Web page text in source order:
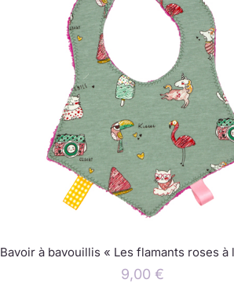
Bavoir à bavouillis « Les flamants roses à
9,00€